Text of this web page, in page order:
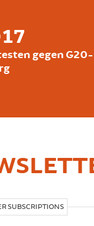
gegen G20-
SUBSCRIPTIONS